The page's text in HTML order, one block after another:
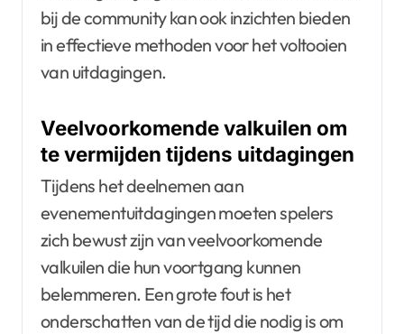
bij de community kan ook inzichten bieden
in effectieve methoden voor het voltooien
van uitdagingen.
Veelvoorkomende valkuilen om
te vermijden tijdens uitdagingen
Tijdens het deelnemen aan
evenementuitdagingen moeten spelers
zich bewust zijn van veelvoorkomende
valkuilen die hun voortgang kunnen
belemmeren. Een grote fout is het
onderschatten van de tijd die nodig is om